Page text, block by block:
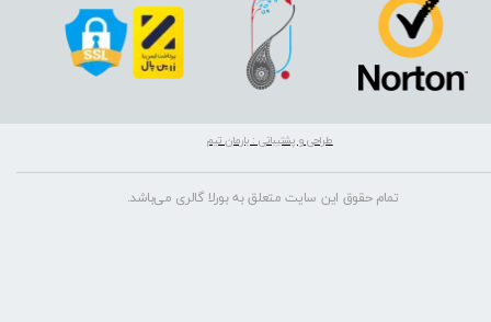
تمام حقوق این سایت متعلق به بورلا گالری می‌باشد.
طراحی و پشتیبانی : بارمان تیم